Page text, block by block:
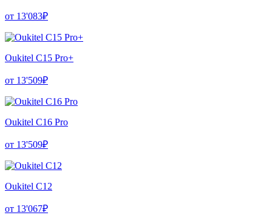
от 13'083₽
Oukitel C15 Pro+
от 13'509₽
Oukitel C16 Pro
от 13'509₽
Oukitel C12
от 13'067₽